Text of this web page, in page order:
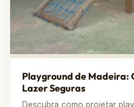
Playground de Madeira:
Lazer Seguras
Descubra como projetar